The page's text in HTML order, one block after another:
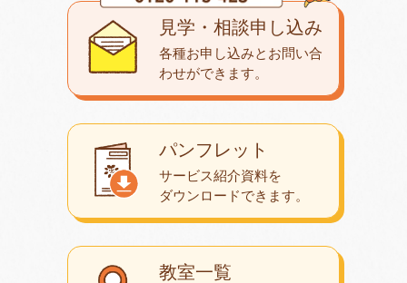
教室一覧
パンフレット
サービス紹介資料を
ダウンロードできます。
見学・相談申し込み
各種お申し込みとお問い合
わせができます。